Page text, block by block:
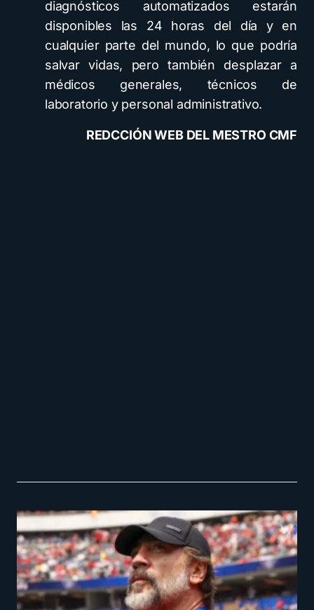
diagnósticos automatizados estarán
disponibles las 24 horas del día y en
cualquier parte del mundo, lo que podría
salvar vidas, pero también desplazar a
médicos generales, técnicos de
laboratorio y personal administrativo.
REDCCIÓN WEB DEL MESTRO CMF